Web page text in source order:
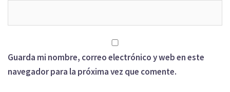
Guarda mi nombre, correo electrónico y web en este
navegador para la próxima vez que comente.